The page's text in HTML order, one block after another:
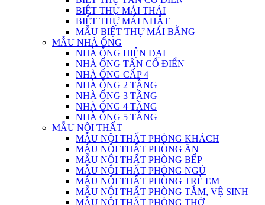
BIỆT THỰ MÁI THÁI
BIỆT THỰ MÁI NHẬT
MẪU BIỆT THỰ MÁI BẰNG
MẪU NHÀ ỐNG
NHÀ ỐNG HIỆN ĐẠI
NHÀ ỐNG TÂN CỔ ĐIỂN
NHÀ ỐNG CẤP 4
NHÀ ỐNG 2 TẦNG
NHÀ ỐNG 3 TẦNG
NHÀ ỐNG 4 TẦNG
NHÀ ỐNG 5 TẦNG
MẪU NỘI THẤT
MẪU NỘI THẤT PHÒNG KHÁCH
MẪU NỘI THẤT PHÒNG ĂN
MẪU NỘI THẤT PHÒNG BẾP
MẪU NỘI THẤT PHÒNG NGỦ
MẪU NỘI THẤT PHÒNG TRẺ EM
MẪU NỘI THẤT PHÒNG TẮM, VỆ SINH
MẪU NỘI THẤT PHÒNG THỜ